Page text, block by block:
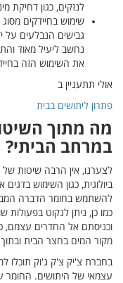
לנזקים, כגון דחיקת
שימוש בחיידקים
גבישים הנבלעים על
נחשב ליעיל מאוד
את השימוש הזה
אולי תתעניין ב
פתרון ליתושים בבית
מה מתוך
במרחב הביתי?
לצערנו, אין הרבה שיטות
ביולוגית, כגון השימוש
להשתמש בחומר הדברה
כמו כן, ניתן לנקוט
וכניסתם אל החדרים עצמם,
מקור המים בחצר הבית
בחברת צ'יק צ'ק ג'וק תוכלו
עצמאי של היתושים. החומר